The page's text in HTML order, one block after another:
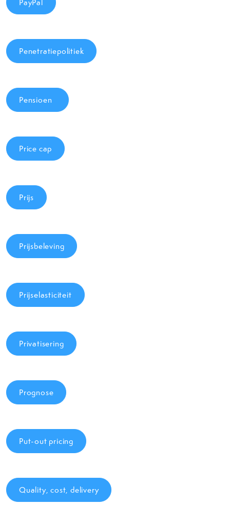
PayPal
Penetratiepolitiek
Pensioen
Price cap
Prijs
Prijsbeleving
Prijselasticiteit
Privatisering
Prognose
Put-out pricing
Quality, cost, delivery